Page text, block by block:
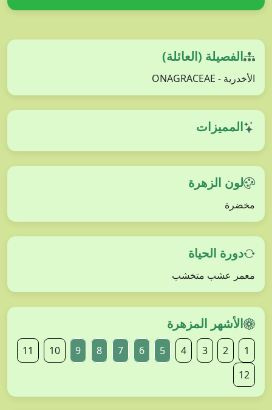
الفصيلة (العائلة)
الأخدرية - ONAGRACEAE
المميزات
لون الزهرة
مخضرة
دورة الحياة
معمر عشب متخشب
الأشهر المزهرة
1
2
3
4
5
6
7
8
9
10
11
12